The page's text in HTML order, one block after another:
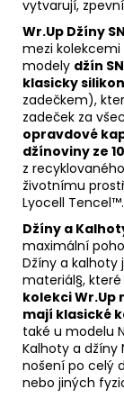
vytvarují,
Wr.Up Džíny
mezi
modely džín
klasicky
zadečkem),
zadeček za
opravdové
džínoviny ze
z
životnímu
Lyocell Tencel™.
Džíny a
maximální
Džíny a kalhoty
materiál§,
kolekci Wr.Up
mají klasické
také u modelu
Kalhoty a džíny
nošení po celý
nebo jiných